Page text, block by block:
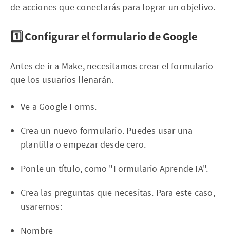
de acciones que conectarás para lograr un objetivo.
1️⃣ Configurar el formulario de Google
Antes de ir a Make, necesitamos crear el formulario
que los usuarios llenarán.
Ve a Google Forms.
Crea un nuevo formulario. Puedes usar una
plantilla o empezar desde cero.
Ponle un título, como "Formulario Aprende IA".
Crea las preguntas que necesitas. Para este caso,
usaremos:
Nombre